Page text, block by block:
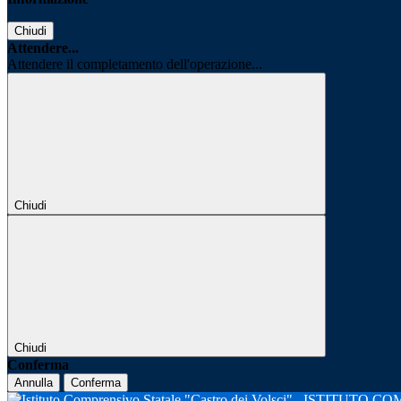
Chiudi
Attendere...
Attendere il completamento dell'operazione...
Chiudi
Chiudi
Conferma
Annulla Conferma